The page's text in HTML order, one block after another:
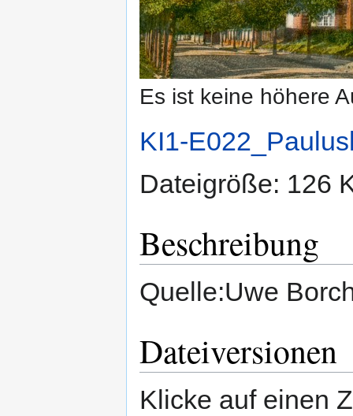
Es ist keine höhere
KI1-
Dateigröße: 126
Beschreibung
Quelle:Uwe
Dateiversionen
Klicke auf einen